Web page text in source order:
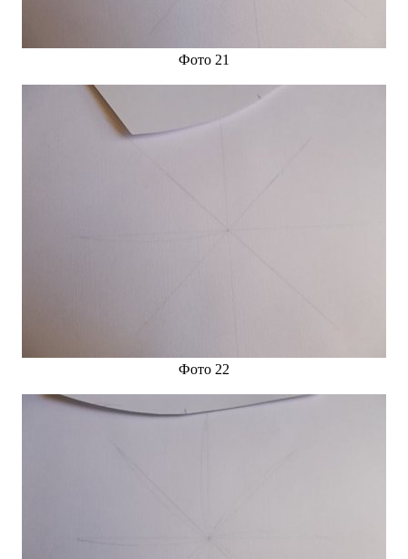
Фото 21
Фото 22